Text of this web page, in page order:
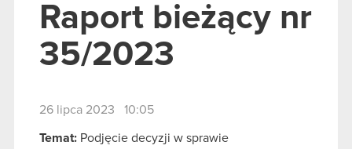
Raport bieżący nr
35/2023
26 lipca 2023 10:05
Temat: Podjęcie decyzji w sprawie